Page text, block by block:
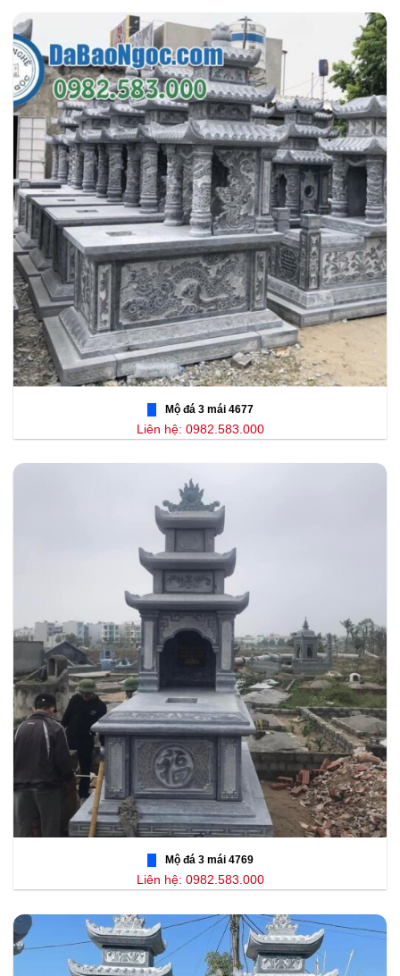
Mộ đá 3 mái 4677
Liên hệ: 0982.583.000
Mộ đá 3 mái 4769
Liên hệ: 0982.583.000